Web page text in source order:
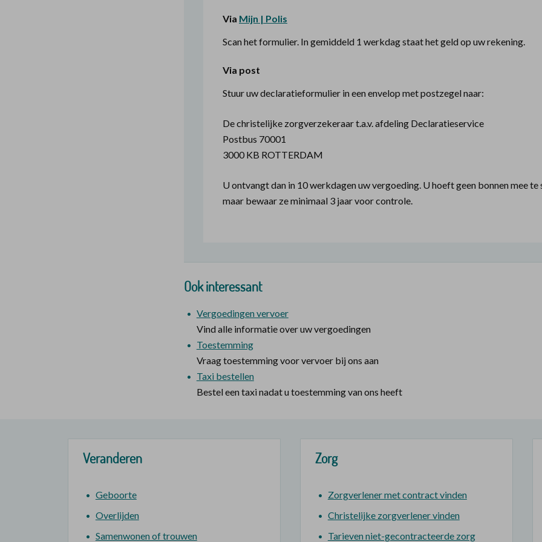
Via Mijn | Polis
Scan het formulier. In gemiddeld 1 werkdag staat het geld op uw rekening.
Via post
Stuur uw declaratieformulier in een envelop met postzegel naar:
De christelijke zorgverzekeraar t.a.v. afdeling Declaratieservice
Postbus 70001
3000 KB ROTTERDAM
U ontvangt dan in 10 werkdagen uw vergoeding. U hoeft geen bonnen mee te
maar bewaar ze minimaal 3 jaar voor controle.
Ook interessant
Vergoedingen vervoer
Vind alle informatie over uw vergoedingen
Toestemming
Vraag toestemming voor vervoer bij ons aan
Taxi bestellen
Bestel een taxi nadat u toestemming van ons heeft
Veranderen
Geboorte
Overlijden
Samenwonen of trouwen
Zorg
Zorgverlener met contract vinden
Christelijke zorgverlener vinden
Tarieven niet-gecontracteerde zorg